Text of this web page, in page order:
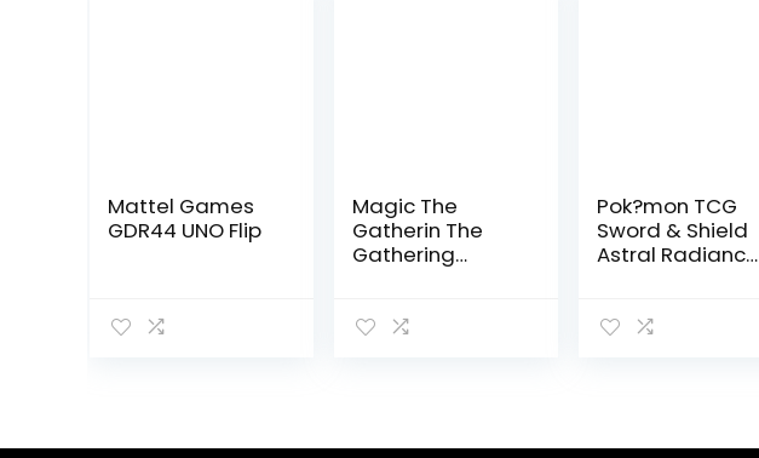
Mattel Games
GDR44 UNO Flip
Magic The
Gatherin The
Gathering
Vampire
Pok?mon TCG
Sword & Shield
Astral Radiance